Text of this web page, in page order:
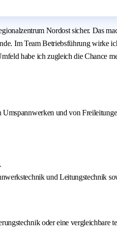
Nordost sicher. Das
Im Team Betriebsführung wirke
habe ich zugleich die Chance
und von
und Leitungstechnik
oder eine vergleichbare